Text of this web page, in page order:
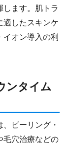
します。肌トラ
適したスキンケ
オン導入の利
ンタイム
ピーリング・
毛穴治療などの